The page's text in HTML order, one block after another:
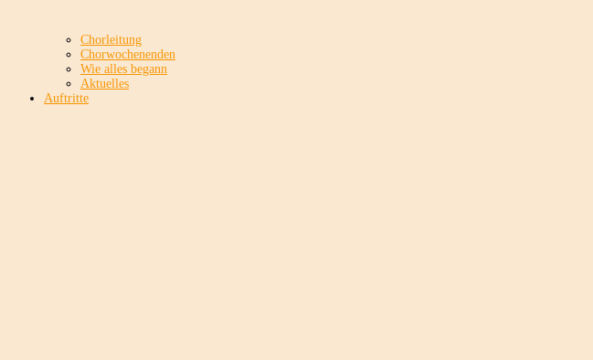
Chorleitung
Chorwochenenden
Wie alles begann
Aktuelles
Auftritte